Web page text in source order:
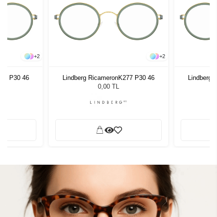
+2
P30 46
+2
Lindberg RicameronK277 P30 46
0,00 TL
Lindberg